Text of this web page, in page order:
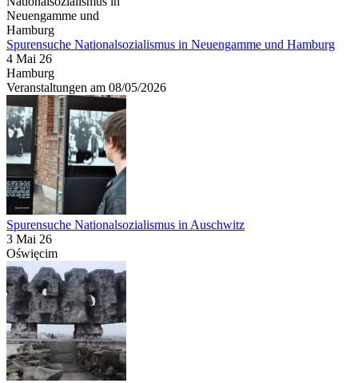
Spurensuche Nationalsozialismus in Neuengamme und Hamburg
4 Mai 26
Hamburg
Veranstaltungen am 08/05/2026
Spurensuche Nationalsozialismus in Auschwitz
3 Mai 26
Oświęcim